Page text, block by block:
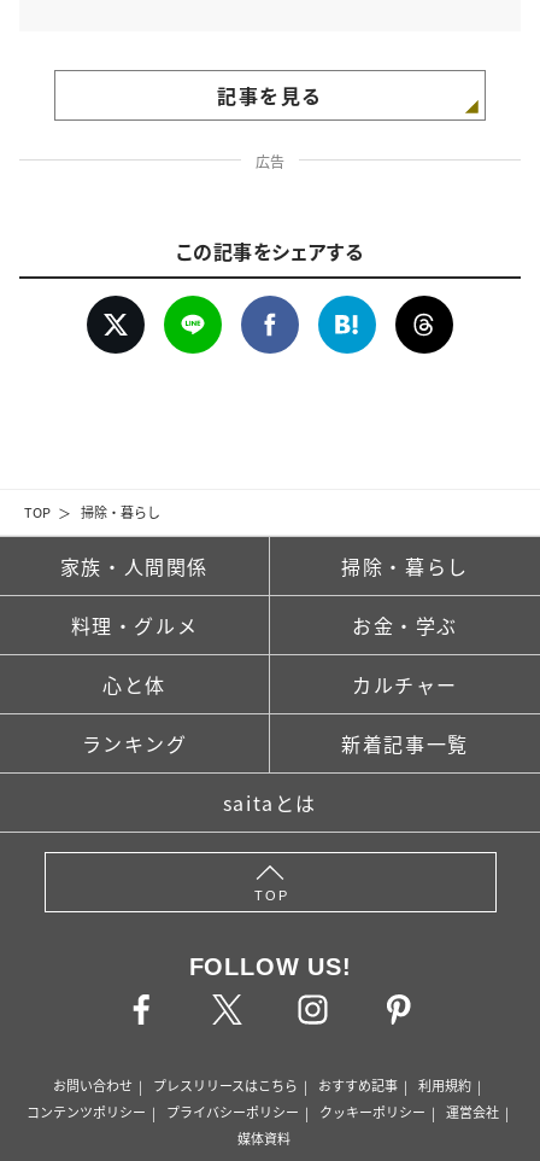
TOP 掃除・暮らし
記事を見る
広告
この記事をシェアする
家族・人間関係 掃除・暮らし
料理・グルメ お金・学ぶ
心と体 カルチャー
ランキング 新着記事一覧
saitaとは
TOP
FOLLOW US!
お問い合わせ プレスリリースはこちら おすすめ記事
利用規約
コンテンツポリシー
プライバシーポリシー クッキーポリシー
運営会社
媒体資料